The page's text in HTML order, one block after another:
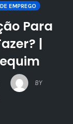
EMPREGO
Para
|
COMMENTS
BY